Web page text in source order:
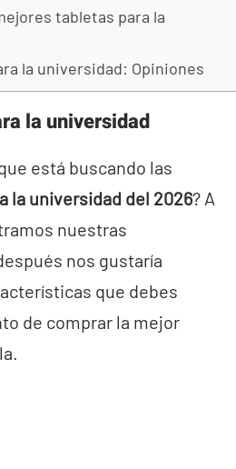
tabletas para la
la universidad: Opiniones
la universidad
está buscando las
la universidad del 2026? A
nuestras
nos gustaría
que debes
de comprar la mejor